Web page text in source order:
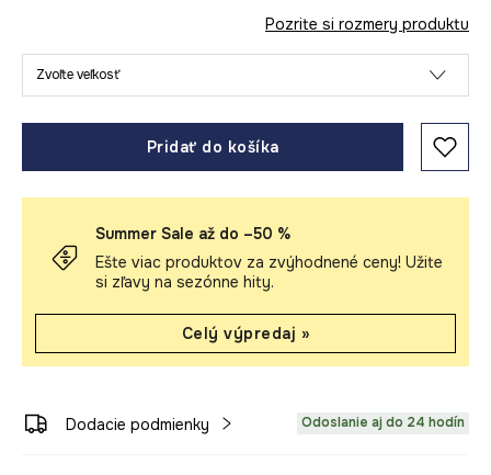
Pozrite si rozmery produktu
Zvoľte veľkosť
Pridať do košíka
Summer Sale až do –50 %
Ešte viac produktov za zvýhodnené ceny! Užite
si zľavy na sezónne hity.
Celý výpredaj »
Dodacie podmienky Odoslanie aj do 24 hodín